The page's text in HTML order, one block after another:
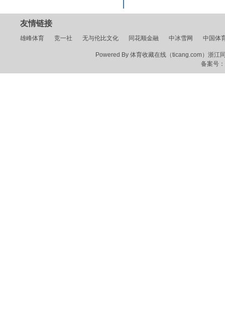
友情链接
雄峰体育 竞一社 无与伦比文化 同花顺金融 中冰雪网 中国体
Powered By 体育收藏在线（ticang.com）浙江
备案号：